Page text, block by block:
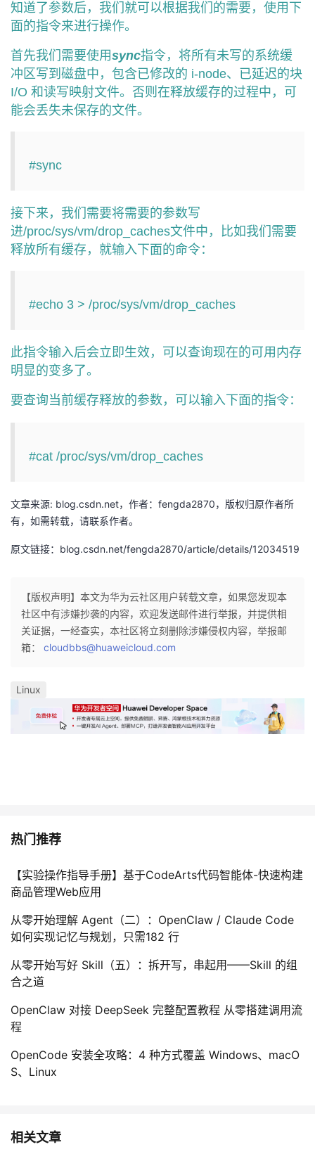
学
堂
我
验
收
持
我
的
持
我
建
议
知道了参数后，我们就可以根据我们的需要，使用下
面的指令来进行操作。
首先我们需要使用sync指令，将所有未写的系统缓
冲区写到磁盘中，包含已修改的 i-node、已延迟的块
I/O 和读写映射文件。否则在释放缓存的过程中，可
能会丢失未保存的文件。
#sync
接下来，我们需要将需要的参数写
进/proc/sys/vm/drop_caches文件中，比如我们需要
释放所有缓存，就输入下面的命令：
#echo 3 > /proc/sys/vm/drop_caches
此指令输入后会立即生效，可以查询现在的可用内存
明显的变多了。
要查询当前缓存释放的参数，可以输入下面的指令：
#cat /proc/sys/vm/drop_caches
文章来源: blog.csdn.net，作者：fengda2870，版权归原作者所
有，如需转载，请联系作者。
原文链接：blog.csdn.net/fengda2870/article/details/12034519
【版权声明】本文为华为云社区用户转载文章，如果您发现本
社区中有涉嫌抄袭的内容，欢迎发送邮件进行举报，并提供相
关证据，一经查实，本社区将立刻删除涉嫌侵权内容，举报邮
箱： cloudbbs@huaweicloud.com
Linux
热门推荐
【实验操作指导手册】基于CodeArts代码智能体-快速构建
商品管理Web应用
从零开始理解 Agent（二）：OpenClaw / Claude Code
如何实现记忆与规划，只需182 行
从零开始写好 Skill（五）：拆开写，串起用——Skill 的组
合之道
OpenClaw 对接 DeepSeek 完整配置教程 从零搭建调用流
程
OpenCode 安装全攻略：4 种方式覆盖 Windows、macO
S、Linux
相关文章